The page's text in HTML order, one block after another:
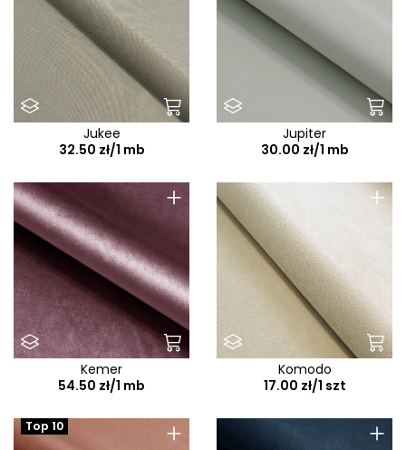
Jukee
32.50 zł/1 mb
Jupiter
30.00 zł/1 mb
+
Kemer
54.50 zł/1 mb
+
Komodo
17.00 zł/1 szt
+
Top 10 +